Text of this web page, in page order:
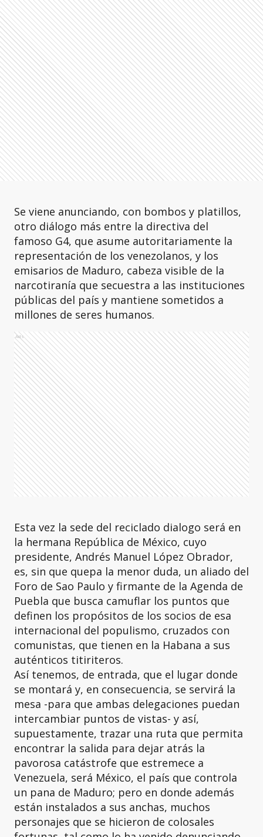
Se viene anunciando, con bombos y platillos,
otro diálogo más entre la directiva del
famoso G4, que asume autoritariamente la
representación de los venezolanos, y los
emisarios de Maduro, cabeza visible de la
narcotiranía que secuestra a las instituciones
públicas del país y mantiene sometidos a
millones de seres humanos.
Ads
Esta vez la sede del reciclado dialogo será en
la hermana República de México, cuyo
presidente, Andrés Manuel López Obrador,
es, sin que quepa la menor duda, un aliado del
Foro de Sao Paulo y firmante de la Agenda de
Puebla que busca camuflar los puntos que
definen los propósitos de los socios de esa
internacional del populismo, cruzados con
comunistas, que tienen en la Habana a sus
auténticos titiriteros.
Así tenemos, de entrada, que el lugar donde
se montará y, en consecuencia, se servirá la
mesa -para que ambas delegaciones puedan
intercambiar puntos de vistas- y así,
supuestamente, trazar una ruta que permita
encontrar la salida para dejar atrás la
pavorosa catástrofe que estremece a
Venezuela, será México, el país que controla
un pana de Maduro; pero en donde además
están instalados a sus anchas, muchos
personajes que se hicieron de colosales